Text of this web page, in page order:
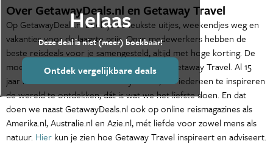
Helaas
Deze deal is niet (meer) boekbaar!
Ontdek vergelijkbare deals
Over GetawayDeals.nl en Getaway Travel
Op GetawayDeals.nl boek je de leukste uitjes, weekendjes weg en
vakanties voor de laagste prijs. Onze medewerkers hebben de
beste reisdeals voor je samengesteld, altijd met hoge korting. De
moederorganisatie van GetawayDeals.nl is Getaway Travel. Al 15
jaar is het de missie van Getaway Travel, om iedereen te inspireren
de wereld te ontdekken, dát is wat we het liefste doen. En dat
doen we naast GetawayDeals.nl ook op online reismagazines als
Amerika.nl, Australie.nl en Azie.nl, mét liefde voor zowel mens als
natuur. Hier kun je zien hoe Getaway Travel inspireert en adviseert.